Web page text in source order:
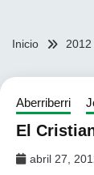
Inicio 2012
Aberriberri
El
abril 27,